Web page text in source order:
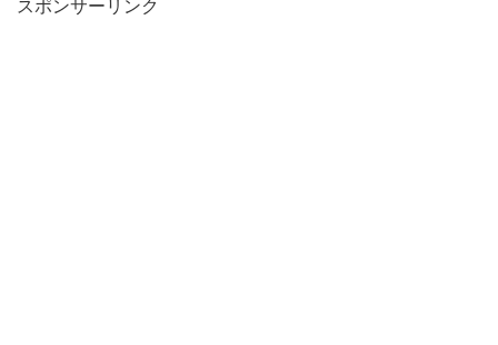
スポンサーリンク